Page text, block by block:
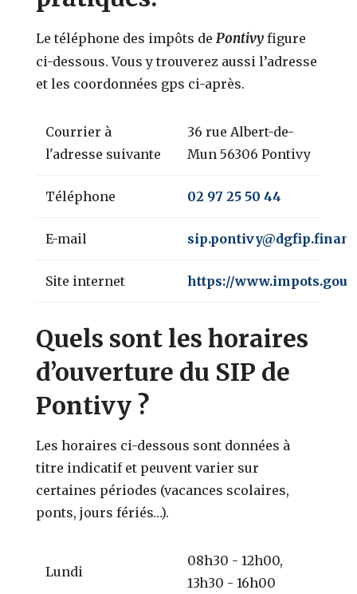
Le téléphone des impôts de Pontivyfigure
ci-dessous. Vous y trouverez aussi l’adresse
et les coordonnées gps ci-après.
Courrier à
l'adresse suivante
36 rue Albert-de-
Mun 56306 Pontivy
Téléphone 02 97 25 50 44
E-mail
Site internet https://
Quels sont les horaires
d’ouverture du SIP de
Pontivy ?
Les horaires ci-dessous sont données à
titre indicatif et peuvent varier sur
certaines périodes (vacances scolaires,
ponts, jours fériés…).
Lundi
08h30 - 12h00,
13h30 - 16h00